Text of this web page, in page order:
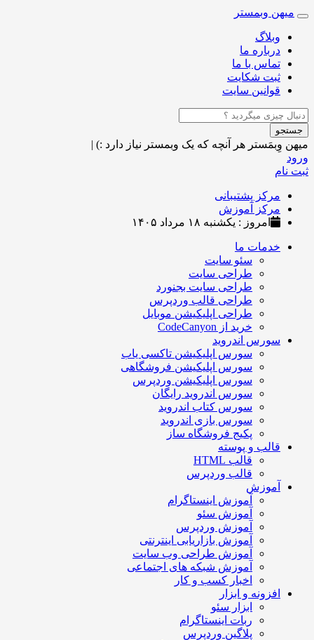
Toggle
navigation
میهن وبمستر
وبلاگ
درباره ما
تماس با ما
ثبت شکایت
قوانین سایت
جستجو
میهن وِبمَستر هر آنچه که یک وبمستر نیاز دارد :) |
ورود
ثبت نام
مرکز پشتیبانی
مرکز آموزش
امروز : یکشنبه ۱۸ مرداد ۱۴۰۵
خدمات ما
سئو سایت
طراحی سایت
طراحی سایت بجنورد
طراحی قالب وردپرس
طراحی اپلیکیشن موبایل
خرید از CodeCanyon
سورس اندروید
سورس اپلیکیشن تاکسی یاب
سورس اپلیکیشن فروشگاهی
سورس اپلیکیشن وردپرس
سورس اندروید رایگان
سورس کتاب اندروید
سورس بازی اندروید
پکیج فروشگاه ساز
قالب و پوسته
قالب HTML
قالب وردپرس
آموزش
آموزش اینستاگرام
آموزش سئو
آموزش وردپرس
آموزش بازاریابی اینترنتی
آموزش طراحی وب سایت
آموزش شبکه های اجتماعی
اخبار کسب و کار
افزونه و ابزار
ابزار سئو
ربات اینستاگرام
پلاگین وردپرس